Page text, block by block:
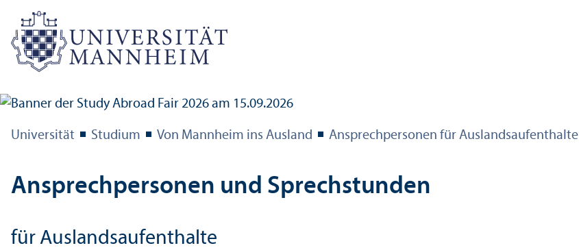
Universität Studium Von Mannheim ins Ausland Ansprechpersonen für Auslands­aufenthalte
Ansprechpersonen und Sprechstunden
für Auslands­aufenthalte